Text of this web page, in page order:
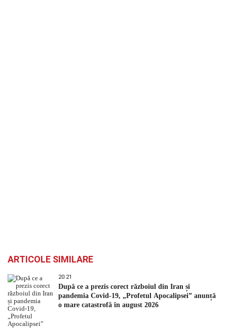
ARTICOLE SIMILARE
20:21
După ce a prezis corect războiul din Iran și
pandemia Covid-19, „Profetul Apocalipsei” anunță
o mare catastrofă în august 2026